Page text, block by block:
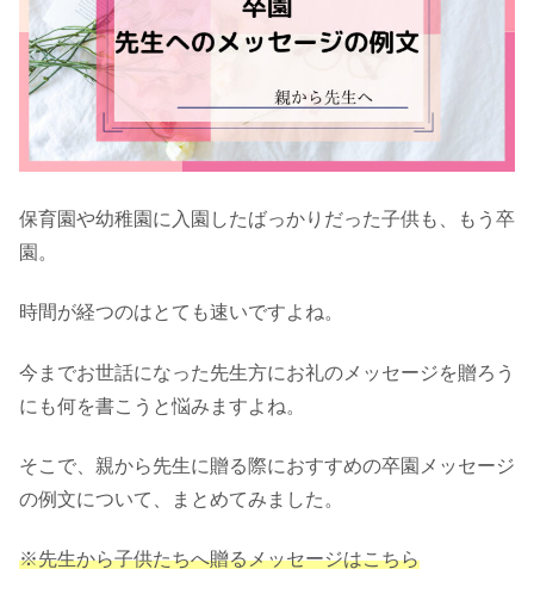
保育園や幼稚園に入園したばっかりだった子供も、もう卒
園。
時間が経つのはとても速いですよね。
今までお世話になった先生方にお礼のメッセージを贈ろう
にも何を書こうと悩みますよね。
そこで、親から先生に贈る際におすすめの卒園メッセージ
の例文について、まとめてみました。
※先生から子供たちへ贈るメッセージはこちら